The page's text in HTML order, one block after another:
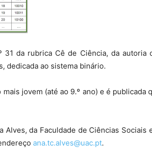
31 da rubrica Cê de Ciência, da autoria
dedicada ao sistema binário.
jovem (até ao 9.º ano) e é
Alves, da Faculdade de Ciências
ana.tc.alves@uac.pt.